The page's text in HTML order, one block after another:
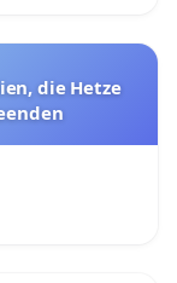
die Hetze